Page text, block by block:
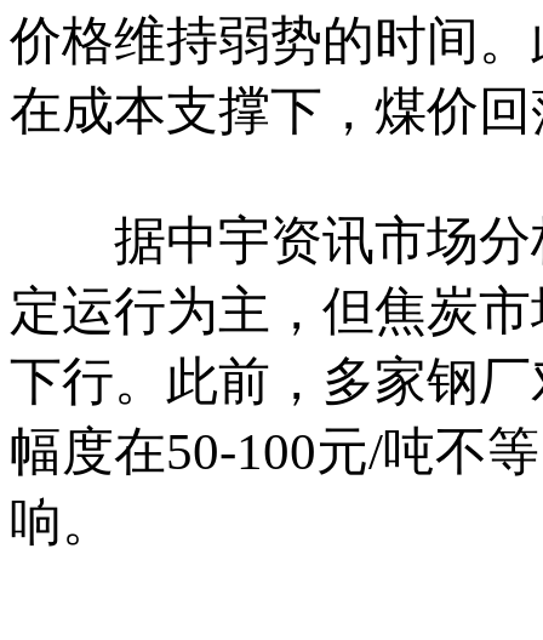
价格维持弱势的时间
在成本支撑下，煤价
据中宇资讯市场分
定运行为主，但焦炭
下行。此前，多家钢
幅度在50-100元/吨不
响。